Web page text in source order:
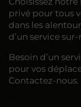
privé pour tous
dans les
d’un service
Besoin d’un
pour vos
Contactez-nous.